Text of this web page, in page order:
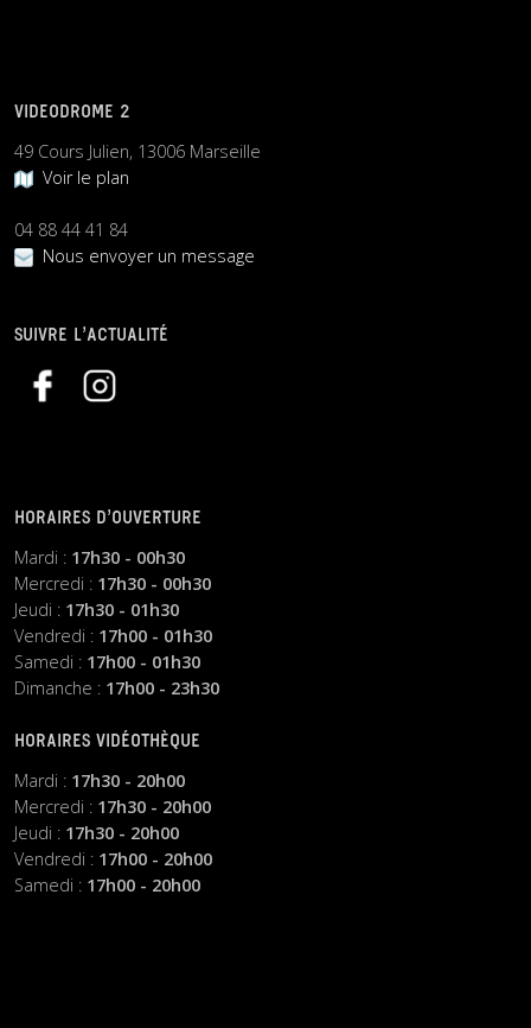
VIDEODROME 2
49 Cours Julien, 13006 Marseille
Voir le plan
04 88 44 41 84
Nous envoyer un message
SUIVRE L’ACTUALITÉ
HORAIRES D’OUVERTURE
Mardi : 17h30 - 00h30
Mercredi : 17h30 - 00h30
Jeudi : 17h30 - 01h30
Vendredi : 17h00 - 01h30
Samedi : 17h00 - 01h30
Dimanche : 17h00 - 23h30
HORAIRES VIDÉOTHÈQUE
Mardi : 17h30 - 20h00
Mercredi : 17h30 - 20h00
Jeudi : 17h30 - 20h00
Vendredi : 17h00 - 20h00
Samedi : 17h00 - 20h00